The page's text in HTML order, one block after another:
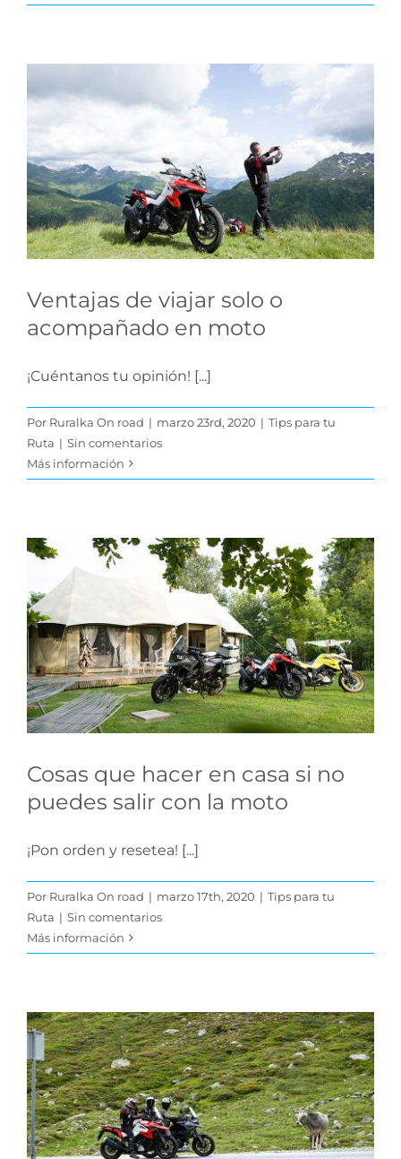
Ventajas de viajar solo o
acompañado en moto
Tips para tu Ruta
Ventajas de viajar solo o
acompañado en moto
¡Cuéntanos tu opinión! [...]
Por Ruralka On road | marzo 23rd, 2020 | Tips para tu
Ruta | Sin comentarios
Más información
Cosas que hacer en casa
si no puedes salir con la
moto
Tips para tu Ruta
Cosas que hacer en casa si no
puedes salir con la moto
¡Pon orden y resetea! [...]
Por Ruralka On road | marzo 17th, 2020 | Tips para tu
Ruta | Sin comentarios
Más información
Ruta hacia los Pueblos
Negros con MrHicks46
Concursos